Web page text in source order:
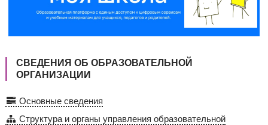
СВЕДЕНИЯ ОБ ОБРАЗОВАТЕЛЬНОЙ
ОРГАНИЗАЦИИ
Основные сведения
Структура и органы управления образовательной